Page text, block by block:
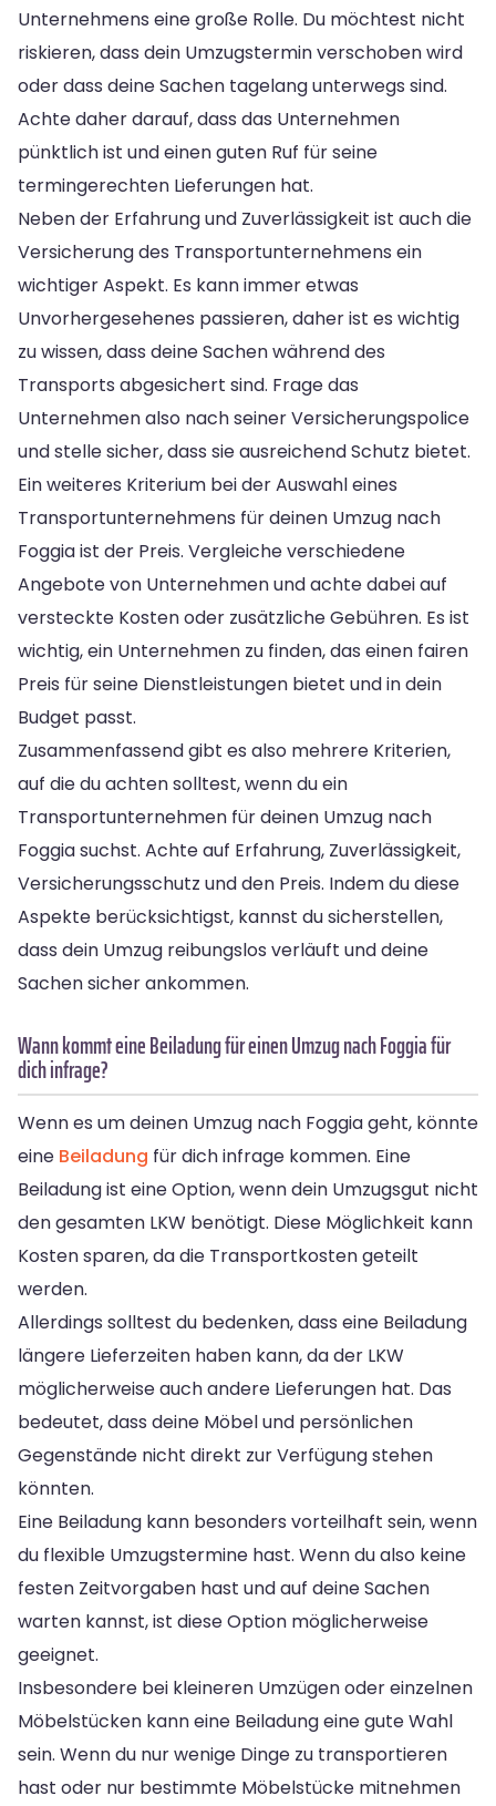
Unternehmens eine große Rolle. Du möchtest nicht
riskieren, dass dein Umzugstermin verschoben wird
oder dass deine Sachen tagelang unterwegs sind.
Achte daher darauf, dass das Unternehmen
pünktlich ist und einen guten Ruf für seine
termingerechten Lieferungen hat.
Neben der Erfahrung und Zuverlässigkeit ist auch die
Versicherung des Transportunternehmens ein
wichtiger Aspekt. Es kann immer etwas
Unvorhergesehenes passieren, daher ist es wichtig
zu wissen, dass deine Sachen während des
Transports abgesichert sind. Frage das
Unternehmen also nach seiner Versicherungspolice
und stelle sicher, dass sie ausreichend Schutz bietet.
Ein weiteres Kriterium bei der Auswahl eines
Transportunternehmens für deinen Umzug nach
Foggia ist der Preis. Vergleiche verschiedene
Angebote von Unternehmen und achte dabei auf
versteckte Kosten oder zusätzliche Gebühren. Es ist
wichtig, ein Unternehmen zu finden, das einen fairen
Preis für seine Dienstleistungen bietet und in dein
Budget passt.
Zusammenfassend gibt es also mehrere Kriterien,
auf die du achten solltest, wenn du ein
Transportunternehmen für deinen Umzug nach
Foggia suchst. Achte auf Erfahrung, Zuverlässigkeit,
Versicherungsschutz und den Preis. Indem du diese
Aspekte berücksichtigst, kannst du sicherstellen,
dass dein Umzug reibungslos verläuft und deine
Sachen sicher ankommen.
Wann kommt eine Beiladung für einen Umzug nach Foggia für
dich infrage?
Wenn es um deinen Umzug nach Foggia geht, könnte
eine Beiladung für dich infrage kommen. Eine
Beiladung ist eine Option, wenn dein Umzugsgut nicht
den gesamten LKW benötigt. Diese Möglichkeit kann
Kosten sparen, da die Transportkosten geteilt
werden.
Allerdings solltest du bedenken, dass eine Beiladung
längere Lieferzeiten haben kann, da der LKW
möglicherweise auch andere Lieferungen hat. Das
bedeutet, dass deine Möbel und persönlichen
Gegenstände nicht direkt zur Verfügung stehen
könnten.
Eine Beiladung kann besonders vorteilhaft sein, wenn
du flexible Umzugstermine hast. Wenn du also keine
festen Zeitvorgaben hast und auf deine Sachen
warten kannst, ist diese Option möglicherweise
geeignet.
Insbesondere bei kleineren Umzügen oder einzelnen
Möbelstücken kann eine Beiladung eine gute Wahl
sein. Wenn du nur wenige Dinge zu transportieren
hast oder nur bestimmte Möbelstücke mitnehmen